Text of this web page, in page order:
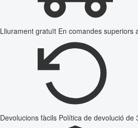
Lliurament gratuït En comandes superiors
Devolucions fàcils Política de devolució de